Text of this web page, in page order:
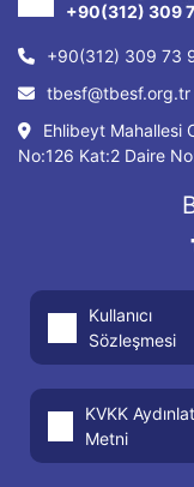
+90(312) 309
+90(312) 309 73
tbesf@tbesf.org.tr
Ehlibeyt Mahallesi
No:126 Kat:2 Daire
Kullanıcı
Sözleşmesi
KVKK
Metni